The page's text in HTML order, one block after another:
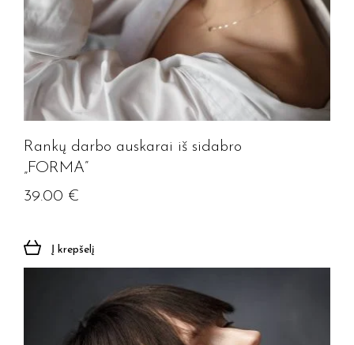
Rankų darbo auskarai iš sidabro
„FORMA”
39.00 €
Į krepšelį